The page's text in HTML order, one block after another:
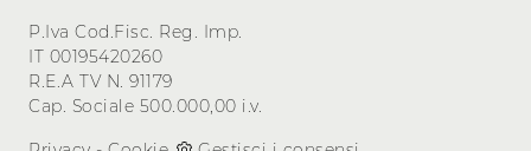
P.Iva Cod.Fisc. Reg. Imp.
IT 00195420260
R.E.A TV N. 91179
Cap. Sociale 500.000,00 i.v.